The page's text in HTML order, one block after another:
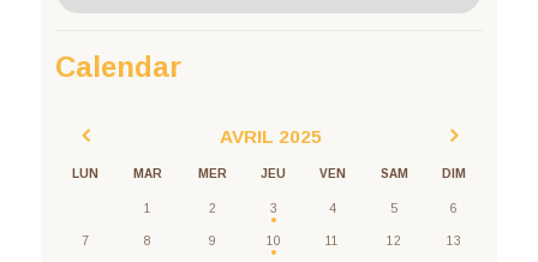
Calendar
AVRIL 2025
LUN MAR MER JEU VEN SAM DIM
1 2 3 4 5 6
7 8 9 10 11 12 13